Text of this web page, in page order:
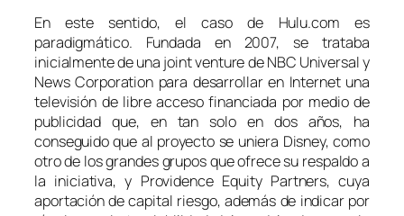
En este sentido, el caso de Hulu.com es
paradigmático. Fundada en 2007, se trataba
inicialmente de una joint venturede NBC Universal y
News Corporation para desarrollar en Internet una
televisión de libre acceso financiada por medio de
publicidad que, en tan solo en dos años, ha
conseguido que al proyecto se uniera Disney, como
otro de los grandes grupos que ofrece su respaldo a
la iniciativa, y Providence Equity Partners, cuya
aportación de capital riesgo, además de indicar por